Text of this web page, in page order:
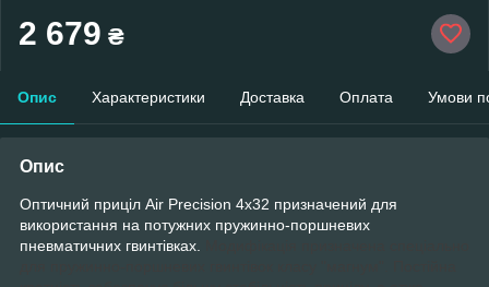
2 679 ₴
Опис Характеристики Доставка Оплата Умови
Опис
Оптичний приціл Air Precision 4х32 призначений для
використання на потужних пружинно-поршневих
пневматичних гвинтівках.